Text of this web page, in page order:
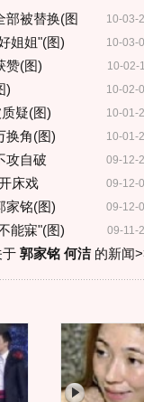
10-03-
部被替换(图
10-03-
姐姐"(图)
10-02-
赞(图)
10-02-
)
10-01-
疑(图)
10-01-
换角(图)
09-12-
攻自破
09-12-
床戏
09-12-
家铭(图)
09-11-
能寐"(图)
于 郭家铭 何洁的新闻